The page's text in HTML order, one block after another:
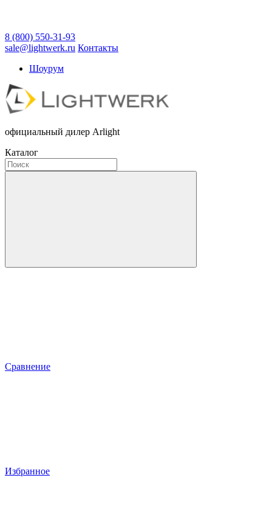
8 (800) 550-31-93
sale@lightwerk.ru Контакты
Шоурум
официальный дилер Arlight
Каталог
Сравнение
Избранное